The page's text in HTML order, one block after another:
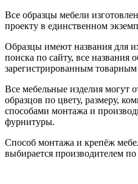
Все образцы мебели
проекту в единственном
Образцы имеют названия для
поиска по сайту, все названия
зарегистрированным товарным
Все мебельные изделия могут
образцов по цвету, размеру,
способами монтажа и
фурнитуры.
Способ монтажа и крепёж
выбирается производителем